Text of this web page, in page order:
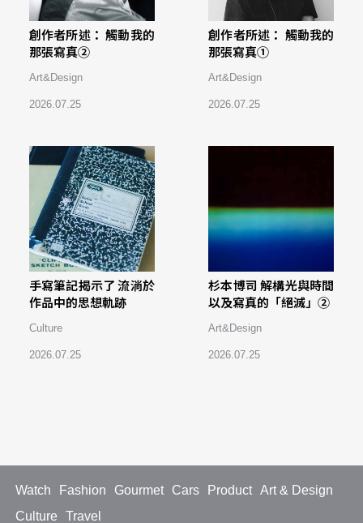
創作者所述： 觸動我的
那張寫真②
Art&Design
2026.07.25
創作者所述： 觸動我的
那張寫真①
Art&Design
2026.07.25
手寫筆記揭示了 流淌於
作品中的思想軌跡
Culture
2026.07.25
杉本博司 解構光與時間
以及寫真的「絕滅」②
Art&Design
2026.07.25
Watch Fashion Gourmet Cars Product
Art & Design
Culture
Travel